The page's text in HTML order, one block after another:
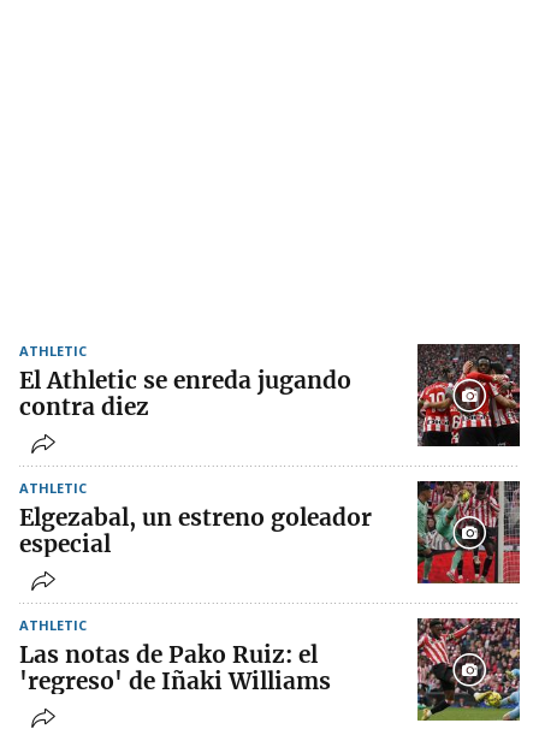
ATHLETIC
El Athletic se enreda jugando
contra diez
ATHLETIC
Elgezabal, un estreno goleador
especial
ATHLETIC
Las notas de Pako Ruiz: el
'regreso' de Iñaki Williams